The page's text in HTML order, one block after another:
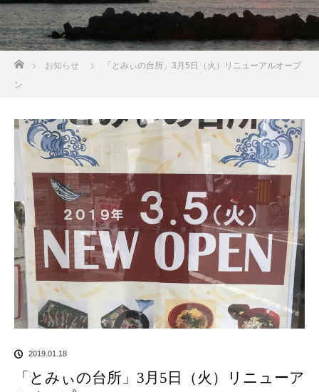
ホーム
お知らせ
「とみぃの台所」3月5日（火）リニューアルオープ
ン
2019.01.18
「とみぃの台所」3月5日（火）リニューア